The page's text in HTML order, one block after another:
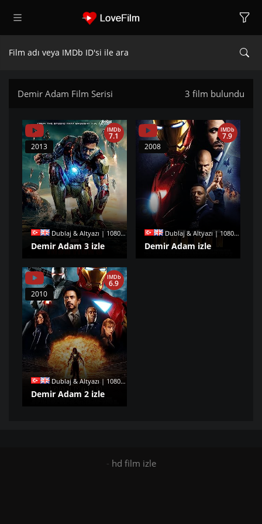
Demir Adam Film Serisi 3 film bulundu
Dublaj & Altyazı | 1080p |
Demir Adam 3 izle
IMDb
7.1
2013
Dublaj & Altyazı | 1080p |
Demir Adam izle
IMDb
7.9
2008
Dublaj & Altyazı | 1080p |
Demir Adam 2 izle
IMDb
6.9
2010
- hd film izle